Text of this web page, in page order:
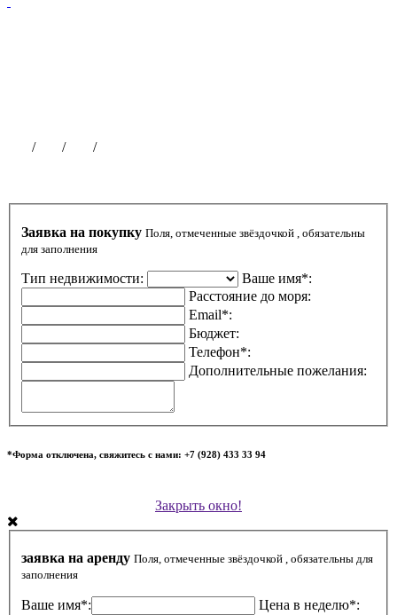
/ / /
Заявка на покупку Поля, отмеченные звёздочкой , обязательны
для заполнения
Тип недвижимости:
Ваше имя*:
Расстояние до моря:
Email*:
Бюджет:
Телефон*:
Дополнительные пожелания:
*Форма отключена, свяжитесь с нами: +7 (928) 433 33 94
Закрыть окно!
заявка на аренду Поля, отмеченные звёздочкой , обязательны для
заполнения
Ваше имя*:
Цена в неделю*: